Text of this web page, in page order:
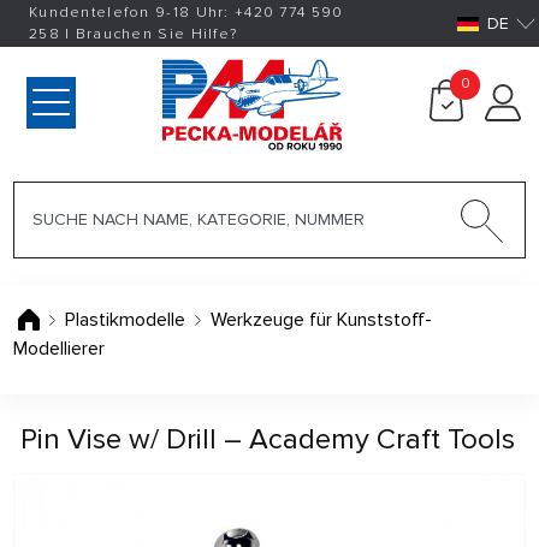
Kundentelefon 9-18 Uhr: +420774 590
258 | Brauchen Sie Hilfe? DE
0
Plastikmodelle
Werkzeuge für Kunststoff-
Modellierer
Pin Vise w/ Drill – Academy Craft Tools